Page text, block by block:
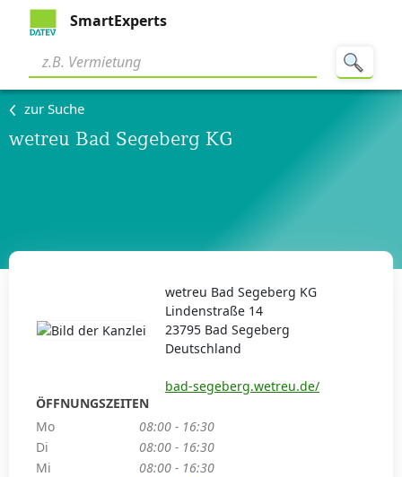
SmartExperts
zur Suche
wetreu Bad Segeberg KG
wetreu Bad Segeberg KG
Lindenstraße 14
23795 Bad Segeberg
Deutschland
bad-segeberg.wetreu.de/
ÖFFNUNGSZEITEN
Mo
08:00 - 16:30
Di
08:00 - 16:30
Mi
08:00 - 16:30